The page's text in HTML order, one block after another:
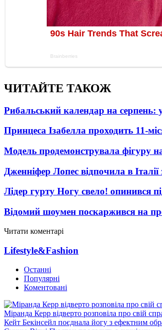
ЧИТАЙТЕ ТАКОЖ
Рибальський календар на серпень:
Принцеса Ізабелла проходить 11-
Модель продемонструвала фігуру
Дженніфер Лопес відпочила в
Лідер гурту Ногу свело! опинився
Відомий шоумен поскаржився на
Читати коментарі
Lifestyle&Fashion
Останні
Популярні
Коментовані
Міранда Керр відверто розповіла про свій
Кейт Бекінсейл поєднала йогу з ефектним